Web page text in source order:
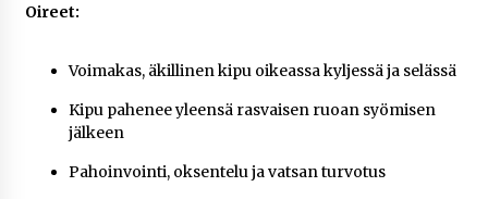
Oireet:
Voimakas, äkillinen kipu oikeassa kyljessä ja selässä
Kipu pahenee yleensä rasvaisen ruoan syömisen
jälkeen
Pahoinvointi, oksentelu ja vatsan turvotus